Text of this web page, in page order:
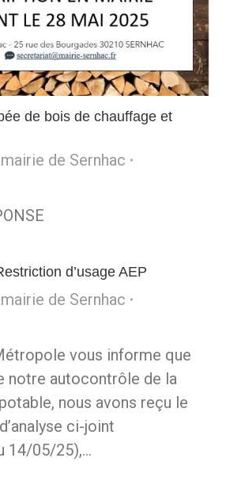
de bois de chauffage et
mairie de Sernhac
d’usage AEP
mairie de Sernhac
vous informe que
notre autocontrôle de la
nous avons reçu le
ci-joint
14/05/25),…